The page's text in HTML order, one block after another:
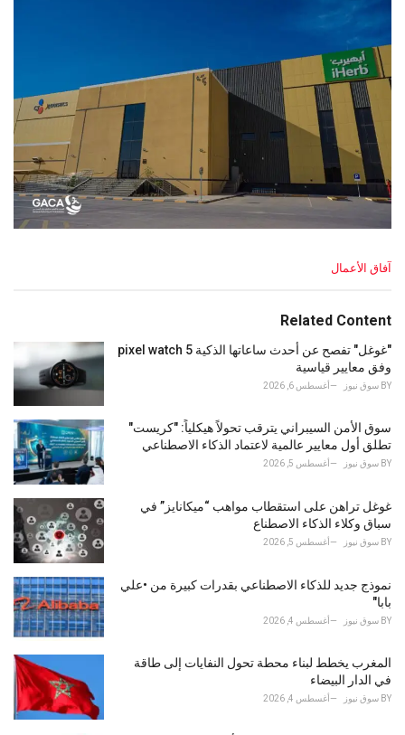
C
e
o
r
i
:
آفاق الأعمال
Related Content
"غوغل" تفصح عن أحدث ساعاتها الذكية pixel watch 5
وفق معايير قياسية
BY سوق نيوز أغسطس 6, 2026
سوق الأمن السيبراني يترقب تحولاً هيكلياً: "كريست"
تطلق أول معايير عالمية لاعتماد الذكاء الاصطناعي
BY سوق نيوز أغسطس 5, 2026
غوغل تراهن على استقطاب مواهب “ميكانايز” في
سباق وكلاء الذكاء الاصطناع
BY سوق نيوز أغسطس 5, 2026
نموذج جديد للذكاء الاصطناعي بقدرات كبيرة من •علي
بابا"
BY سوق نيوز أغسطس 4, 2026
المغرب يخطط لبناء محطة تحول النفايات إلى طاقة
في الدار البيضاء
BY سوق نيوز أغسطس 4, 2026